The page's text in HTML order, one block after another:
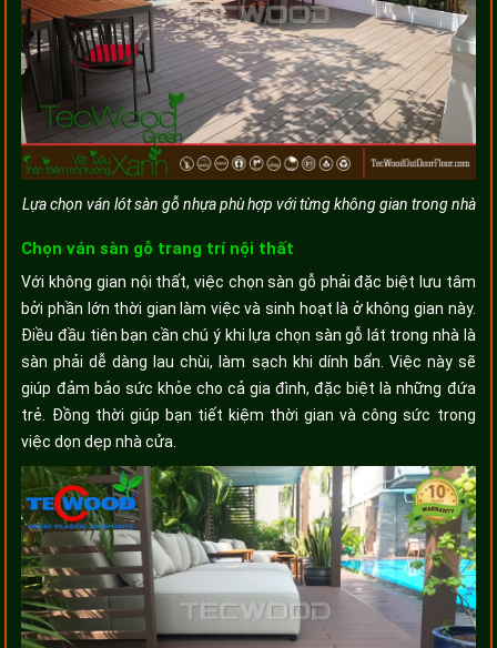
Lựa chọn ván lót sàn gỗ nhựa phù hợp với từng không gian trong nhà
Chọn ván sàn gỗ trang trí nội thất
Với không gian nội thất, việc chọn sàn gỗ phải đặc biệt lưu tâm
bởi phần lớn thời gian làm việc và sinh hoạt là ở không gian này.
Điều đầu tiên bạn cần chú ý khi lựa chọn sàn gỗ lát trong nhà là
sàn phải dễ dàng lau chùi, làm sạch khi dính bẩn. Việc này sẽ
giúp đảm bảo sức khỏe cho cả gia đình, đặc biệt là những đứa
trẻ. Đồng thời giúp bạn tiết kiệm thời gian và công sức trong
việc dọn dẹp nhà cửa.